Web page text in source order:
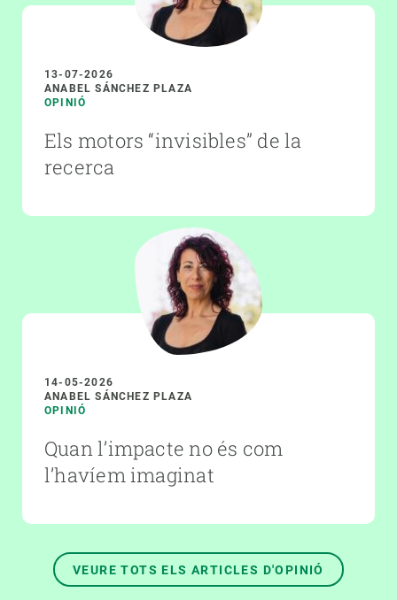
13-07-2026
ANABEL SÁNCHEZ PLAZA
OPINIÓ
Els motors “invisibles” de la
recerca
14-05-2026
ANABEL SÁNCHEZ PLAZA
OPINIÓ
Quan l’impacte no és com
l’havíem imaginat
VEURE TOTS ELS ARTICLES D'OPINIÓ